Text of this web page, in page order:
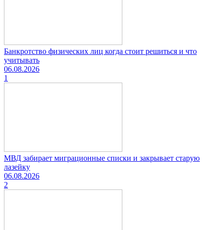
Банкротство физических лиц когда стоит решиться и что
учитывать
06.08.2026
1
МВД забирает миграционные списки и закрывает старую
лазейку
06.08.2026
2